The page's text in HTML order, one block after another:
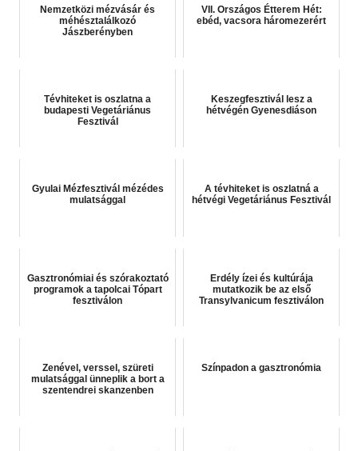
Nemzetközi mézvásár és
méhésztalálkozó
Jászberényben
VII. Országos Étterem Hét:
ebéd, vacsora háromezerért
Tévhiteket is oszlatna a
budapesti Vegetáriánus
Fesztivál
Keszegfesztivál lesz a
hétvégén Gyenesdiáson
Gyulai Mézfesztivál mézédes
mulatsággal
A tévhiteket is oszlatná a
hétvégi Vegetáriánus Fesztivál
Gasztronómiai és szórakoztató
programok a tapolcai Tópart
fesztiválon
Erdély ízei és kultúrája
mutatkozik be az első
Transylvanicum fesztiválon
Zenével, verssel, szüreti
mulatsággal ünneplik a bort a
szentendrei skanzenben
Színpadon a gasztronómia